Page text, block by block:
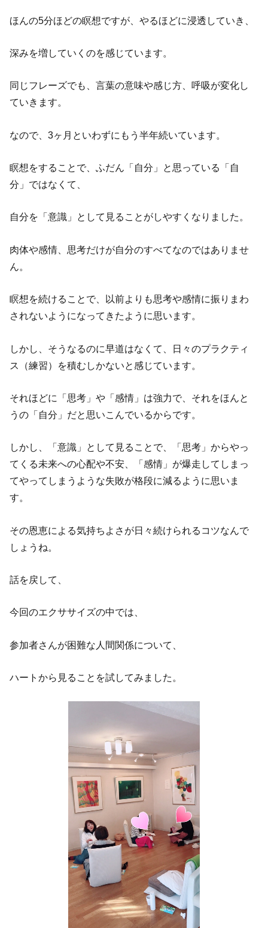
ほんの5分ほどの瞑想ですが、やるほどに浸透していき、
深みを増していくのを感じています。
同じフレーズでも、言葉の意味や感じ方、呼吸が変化し
ていきます。
なので、3ヶ月といわずにもう半年続いています。
瞑想をすることで、ふだん「自分」と思っている「自
分」ではなくて、
自分を「意識」として見ることがしやすくなりました。
肉体や感情、思考だけが自分のすべてなのではありませ
ん。
瞑想を続けることで、以前よりも思考や感情に振りまわ
されないようになってきたように思います。
しかし、そうなるのに早道はなくて、日々のプラクティ
ス（練習）を積むしかないと感じています。
それほどに「思考」や「感情」は強力で、それをほんと
うの「自分」だと思いこんでいるからです。
しかし、「意識」として見ることで、「思考」からやっ
てくる未来への心配や不安、「感情」が爆走してしまっ
てやってしまうような失敗が格段に減るように思いま
す。
その恩恵による気持ちよさが日々続けられるコツなんで
しょうね。
話を戻して、
今回のエクササイズの中では、
参加者さんが困難な人間関係について、
ハートから見ることを試してみました。